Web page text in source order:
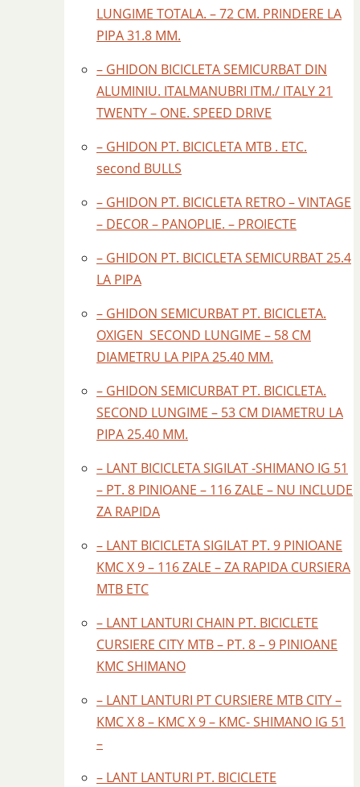
LUNGIME TOTALA. – 72 CM. PRINDERE LA
PIPA 31.8 MM.
– GHIDON BICICLETA SEMICURBAT DIN
ALUMINIU. ITALMANUBRI ITM./ ITALY 21
TWENTY – ONE. SPEED DRIVE
– GHIDON PT. BICICLETA MTB . ETC.
second BULLS
– GHIDON PT. BICICLETA RETRO – VINTAGE
– DECOR – PANOPLIE. – PROIECTE
– GHIDON PT. BICICLETA SEMICURBAT 25.4
LA PIPA
– GHIDON SEMICURBAT PT. BICICLETA.
OXIGEN SECOND LUNGIME – 58 CM
DIAMETRU LA PIPA 25.40 MM.
– GHIDON SEMICURBAT PT. BICICLETA.
SECOND LUNGIME – 53 CM DIAMETRU LA
PIPA 25.40 MM.
– LANT BICICLETA SIGILAT -SHIMANO IG 51
– PT. 8 PINIOANE – 116 ZALE – NU INCLUDE
ZA RAPIDA
– LANT BICICLETA SIGILAT PT. 9 PINIOANE
KMC X 9 – 116 ZALE – ZA RAPIDA CURSIERA
MTB ETC
– LANT LANTURI CHAIN PT. BICICLETE
CURSIERE CITY MTB – PT. 8 – 9 PINIOANE
KMC SHIMANO
– LANT LANTURI PT CURSIERE MTB CITY –
KMC X 8 – KMC X 9 – KMC- SHIMANO IG 51
–
– LANT LANTURI PT. BICICLETE